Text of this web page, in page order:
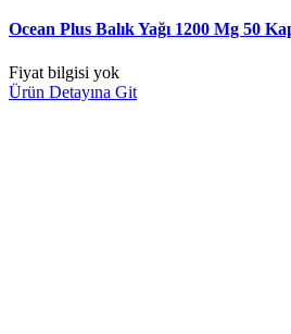
Ocean Plus Balık Yağı 1200 Mg 50
Fiyat bilgisi yok
Ürün Detayına Git